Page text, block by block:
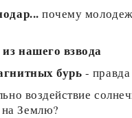
почему
нашего взвода
бурь -
воздействие
Землю?